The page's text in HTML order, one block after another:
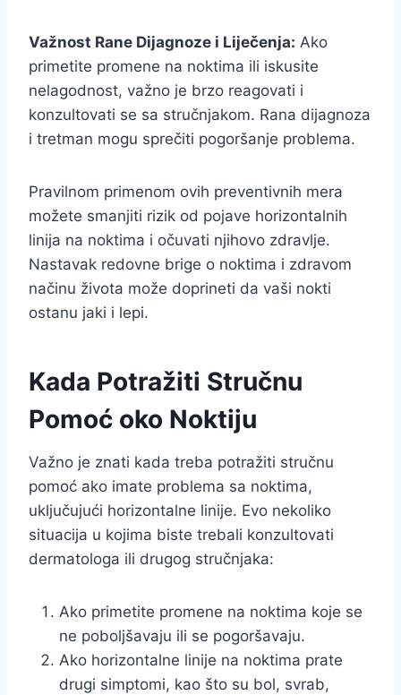
Važnost Rane Dijagnoze i Liječenja: Ako
primetite promene na noktima ili iskusite
nelagodnost, važno je brzo reagovati i
konzultovati se sa stručnjakom. Rana dijagnoza
i tretman mogu sprečiti pogoršanje problema.
Pravilnom primenom ovih preventivnih mera
možete smanjiti rizik od pojave horizontalnih
linija na noktima i očuvati njihovo zdravlje.
Nastavak redovne brige o noktima i zdravom
načinu života može doprineti da vaši nokti
ostanu jaki i lepi.
Kada Potražiti Stručnu
Pomoć oko Noktiju
Važno je znati kada treba potražiti stručnu
pomoć ako imate problema sa noktima,
uključujući horizontalne linije. Evo nekoliko
situacija u kojima biste trebali konzultovati
dermatologa ili drugog stručnjaka:
Ako primetite promene na noktima koje se
ne poboljšavaju ili se pogoršavaju.
Ako horizontalne linije na noktima prate
drugi simptomi, kao što su bol, svrab,